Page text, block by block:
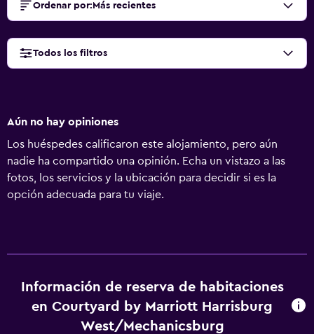
Ordenar por: Más recientes
Todos los filtros
Aún no hay opiniones
Los huéspedes calificaron este alojamiento, pero aún
nadie ha compartido una opinión. Echa un vistazo a las
fotos, los servicios y la ubicación para decidir si es la
opción adecuada para tu viaje.
Información de reserva de habitaciones
en Courtyard by Marriott Harrisburg
West/Mechanicsburg